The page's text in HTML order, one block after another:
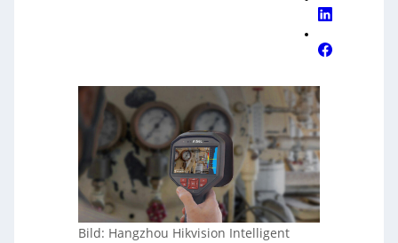
Bild: Hangzhou Hikvision Intelligent